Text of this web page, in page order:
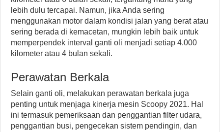
lebih dulu tercapai. Namun, jika Anda sering
menggunakan motor dalam kondisi jalan yang berat atau
sering berada di kemacetan, mungkin lebih baik untuk
memperpendek interval ganti oli menjadi setiap 4.000
kilometer atau 4 bulan sekali.
Perawatan Berkala
Selain ganti oli, melakukan perawatan berkala juga
penting untuk menjaga kinerja mesin Scoopy 2021. Hal
ini termasuk pemeriksaan dan penggantian filter udara,
penggantian busi, pengecekan sistem pendingin, dan